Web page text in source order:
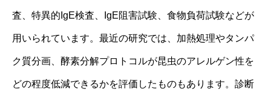
査、特異的IgE検査、IgE阻害試験、食物負荷試験などが
用いられています。最近の研究では、加熱処理やタンパ
ク質分画、酵素分解プロトコルが昆虫のアレルゲン性を
どの程度低減できるかを評価したものもあります。診断